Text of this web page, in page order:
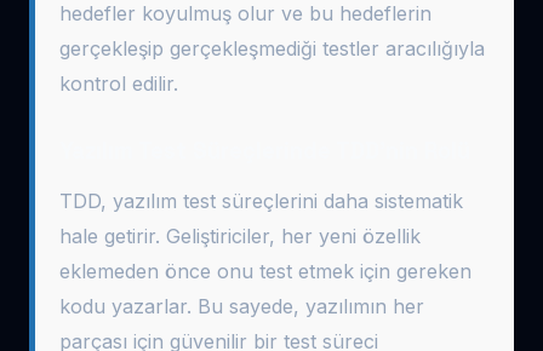
hedefler koyulmuş olur ve bu hedeflerin
gerçekleşip gerçekleşmediği testler aracılığıyla
kontrol edilir.
TDD, yazılım test süreçlerini daha sistematik
hale getirir. Geliştiriciler, her yeni özellik
eklemeden önce onu test etmek için gereken
kodu yazarlar. Bu sayede, yazılımın her
parçası için güvenilir bir test süreci